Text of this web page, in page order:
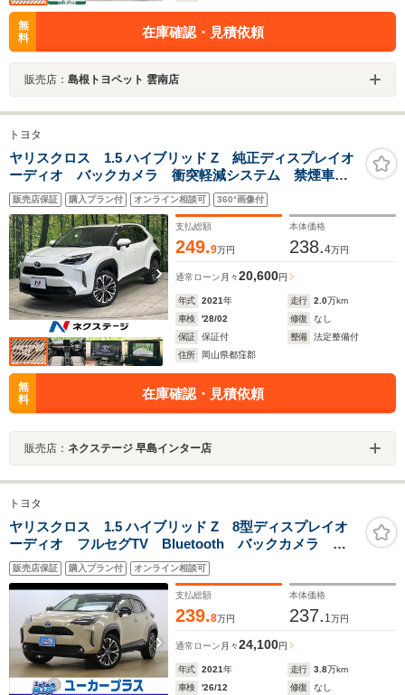
無
料
在庫確認・見積依頼
販売店： 島根トヨペット 雲南店
トヨタ
ヤリスクロス 1.5 ハイブリッド Z 純正ディスプレイオ
ーディオ バックカメラ 衝突軽減システム 禁煙車
シートヒーター パワーシート LEDヘッドライト
ETC レーダークルーズコントロール クリアランスソ
ナー オートマチックハイビーム
販売店保証 購入プラン付 オンライン相談可 360°画像付
支払総額
249.9万円
本体価格
238.4万円
通常ローン 月々20,600円
年式 2021年 走行 2.0万km
車検
'28/02 修復
なし
保証
保証付 整備
法定整備付
住所
岡山県都窪郡
無
料
在庫確認・見積依頼
販売店： ネクステージ 早島インター店
トヨタ
ヤリスクロス 1.5 ハイブリッド Z 8型ディスプレイオ
ーディオ フルセグTV Bluetooth バックカメラ
ETC クリアランスソナー レーダークルーズ 禁煙
車 前後ドラレコ LEDオートライト パワーシート
シートヒーター
販売店保証 購入プラン付 オンライン相談可
支払総額
239.8万円
本体価格
237. 1万円
通常ローン 月々24,100円
年式 2021年 走行 3.8万km
車検
'26/12 修復 なし